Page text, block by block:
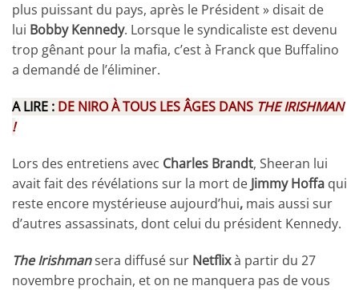
plus puissant du pays, après le Président » disait de
lui Bobby Kennedy. Lorsque le syndicaliste est devenu
trop gênant pour la mafia, c’est à Franck que Buffalino
a demandé de l’éliminer.
A LIRE : DE NIRO À TOUS LES ÂGES DANS THE IRISHMAN
!
Lors des entretiens avec Charles Brandt, Sheeran lui
avait fait des révélations sur la mort de Jimmy Hoffa qui
reste encore mystérieuse aujourd’hui, mais aussi sur
d’autres assassinats, dont celui du président Kennedy.
The Irishmansera diffusé sur Netflixà partir du 27
novembre prochain, et on ne manquera pas de vous